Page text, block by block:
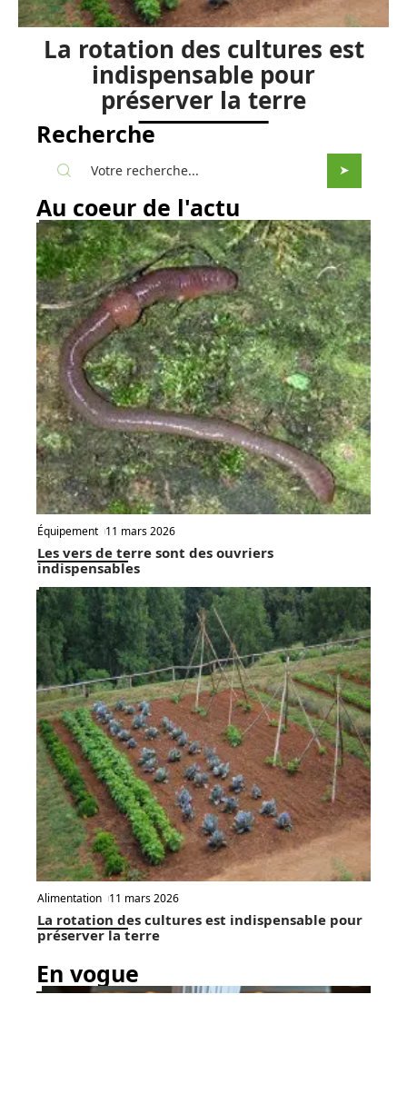
La rotation des cultures est
indispensable pour
préserver la terre
Recherche
Au coeur de l'actu
Équipement 11 mars 2026
Les vers de terre sont des ouvriers
indispensables
Alimentation 11 mars 2026
La rotation des cultures est indispensable pour
préserver la terre
En vogue